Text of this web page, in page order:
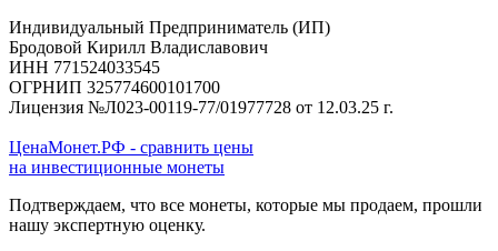
Индивидуальный Предприниматель (ИП)
Бродовой Кирилл Владиславович
ИНН 771524033545
ОГРНИП 325774600101700
Лицензия №Л023-00119-77/01977728 от 12.03.25 г.
ЦенаМонет.РФ - сравнить цены
на инвестиционные монеты
Подтверждаем, что все монеты, которые мы продаем, прошли
нашу экспертную оценку.